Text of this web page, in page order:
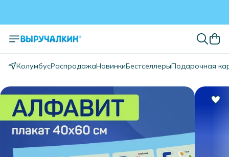
КолумбусРаспродажаНовинкиБестселлерыПодарочная